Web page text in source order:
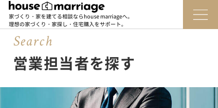
家づくり・家を建てる相談ならhouse marriageへ。
理想の家づくり・家探し・住宅購入をサポート。
Search
営業担当者を探す